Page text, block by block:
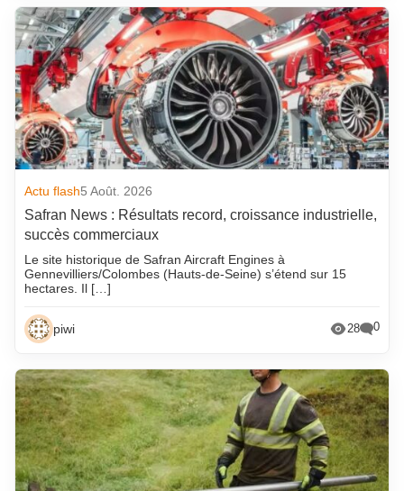
Actu flash5 Août. 2026
Safran News : Résultats record, croissance industrielle,
succès commerciaux
Le site historique de Safran Aircraft Engines à
Gennevilliers/Colombes (Hauts-de-Seine) s’étend sur 15
hectares. Il […]
piwi 28 0